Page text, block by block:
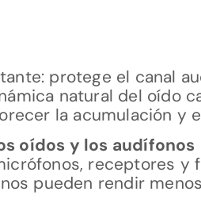
protege el canal
natural del oído
la acumulación y
oídos y los audífonos
receptores y
pueden rendir